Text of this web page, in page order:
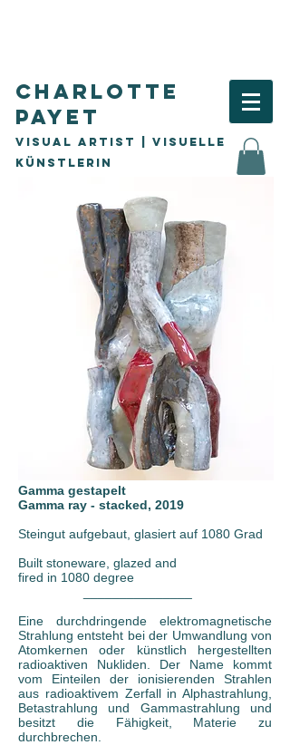
Charlotte
Payet
Visual Artist | visuelle
Künstlerin
Gamma gestapelt
Gamma ray - stacked, 2019
Steingut aufgebaut, glasiert auf 1080 Grad
Built stoneware, glazed and
fired in 1080 degree
Eine durchdringende elektromagnetische
Strahlung entsteht bei der Umwandlung von
Atomkernen oder künstlich hergestellten
radioaktiven Nukliden. Der Name kommt
vom Einteilen der ionisierenden Strahlen
aus radioaktivem Zerfall in Alphastrahlung,
Betastrahlung und Gammastrahlung und
besitzt die Fähigkeit, Materie zu
durchbrechen.